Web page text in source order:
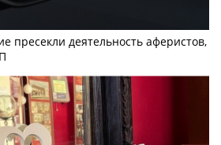
пресекли деятельность аферистов,